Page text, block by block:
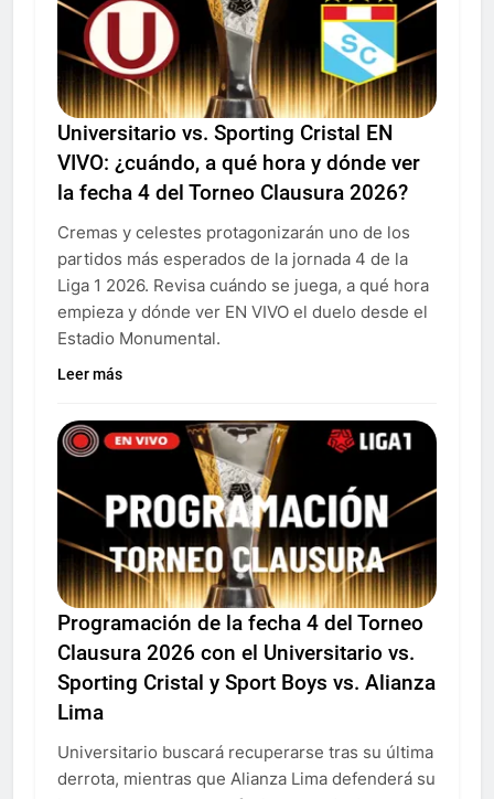
Universitario vs. Sporting Cristal EN
VIVO: ¿cuándo, a qué hora y dónde ver
la fecha 4 del Torneo Clausura 2026?
Cremas y celestes protagonizarán uno de los
partidos más esperados de la jornada 4 de la
Liga 1 2026. Revisa cuándo se juega, a qué hora
empieza y dónde ver EN VIVO el duelo desde el
Estadio Monumental.
Leer más
Programación de la fecha 4 del Torneo
Clausura 2026 con el Universitario vs.
Sporting Cristal y Sport Boys vs. Alianza
Lima
Universitario buscará recuperarse tras su última
derrota, mientras que Alianza Lima defenderá su